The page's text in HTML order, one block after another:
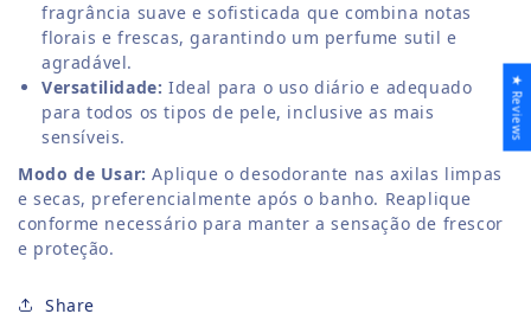
fragrância suave e sofisticada que combina notas
florais e frescas, garantindo um perfume sutil e
agradável.
Versatilidade: Ideal para o uso diário e adequado
para todos os tipos de pele, inclusive as mais
sensíveis.
Modo de Usar: Aplique o desodorante nas axilas limpas
e secas, preferencialmente após o banho. Reaplique
conforme necessário para manter a sensação de frescor
e proteção.
Share
★ Reviews